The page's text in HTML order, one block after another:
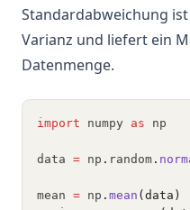
Standardabweichung
Varianz und liefert ein
Datenmenge.
import numpy as np
data = np . random .
mean = np . mean (data)